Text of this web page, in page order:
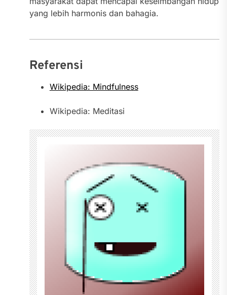
yang lebih harmonis dan bahagia.
Referensi
Wikipedia: Mindfulness
Wikipedia: Meditasi